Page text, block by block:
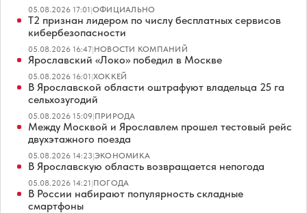
05.08.2026 17:01|ОФИЦИАЛЬНО
Т2 признан лидером по числу бесплатных сервисов
кибербезопасности
05.08.2026 16:47|НОВОСТИ КОМПАНИЙ
Ярославский «Локо» победил в Москве
05.08.2026 16:01|ХОККЕЙ
В Ярославской области оштрафуют владельца 25 га
сельхозугодий
05.08.2026 15:09|ПРИРОДА
Между Москвой и Ярославлем прошел тестовый рейс
двухэтажного поезда
05.08.2026 14:23|ЭКОНОМИКА
В Ярославскую область возвращается непогода
05.08.2026 14:21|ПОГОДА
В России набирают популярность складные
смартфоны